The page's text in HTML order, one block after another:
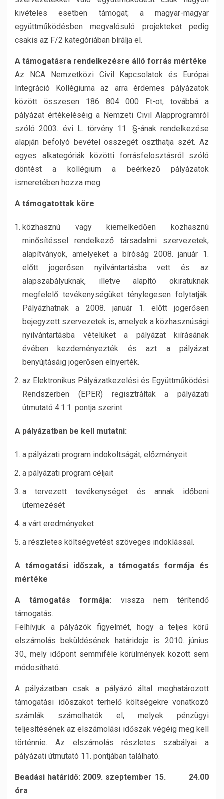
kivételes esetben támogat; a magyar-magyar
együttműködésben megvalósuló projekteket pedig
csakis az F/2 kategóriában bírálja el.
A támogatásra rendelkezésre álló forrás mértéke
Az NCA Nemzetközi Civil Kapcsolatok és Európai
Integráció Kollégiuma az arra érdemes pályázatok
között összesen 186 804 000 Ft-ot, továbbá a
pályázat értékeléséig a Nemzeti Civil Alapprogramról
szóló 2003. évi L. törvény 11. §-ának rendelkezése
alapján befolyó bevétel összegét oszthatja szét. Az
egyes alkategóriák közötti forrásfelosztásról szóló
döntést a kollégium a beérkező pályázatok
ismeretében hozza meg.
A támogatottak köre
közhasznú vagy kiemelkedően közhasznú
minősítéssel rendelkező társadalmi szervezetek,
alapítványok, amelyeket a bíróság 2008. január 1.
előtt jogerősen nyilvántartásba vett és az
alapszabályuknak, illetve alapító okiratuknak
megfelelő tevékenységüket ténylegesen folytatják.
Pályázhatnak a 2008. január 1. előtt jogerősen
bejegyzett szervezetek is, amelyek a közhasznúsági
nyilvántartásba vételüket a pályázat kiírásának
évében kezdeményezték és azt a pályázat
benyújtásáig jogerősen elnyerték.
az Elektronikus Pályázatkezelési és Együttműködési
Rendszerben (EPER) regisztráltak a pályázati
útmutató 4.1.1. pontja szerint.
A pályázatban be kell mutatni:
a pályázati program indokoltságát, előzményeit
a pályázati program céljait
a tervezett tevékenységet és annak időbeni
ütemezését
a várt eredményeket
a részletes költségvetést szöveges indoklással.
A támogatási időszak, a támogatás formája és
mértéke
A támogatás formája: vissza nem térítendő
támogatás.
Felhívjuk a pályázók figyelmét, hogy a teljes körű
elszámolás beküldésének határideje is 2010. június
30., mely időpont semmiféle körülmények között sem
módosítható.
A pályázatban csak a pályázó által meghatározott
támogatási időszakot terhelő költségekre vonatkozó
számlák számolhatók el, melyek pénzügyi
teljesítésének az elszámolási időszak végéig meg kell
történnie. Az elszámolás részletes szabályai a
pályázati útmutató 11. pontjában található.
Beadási határidő: 2009. szeptember 15. 24.00
óra